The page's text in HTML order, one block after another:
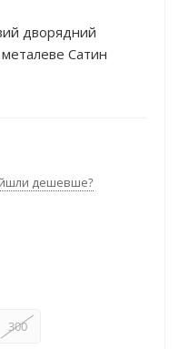
дворядний
металеве Сатин
дешевше?
300